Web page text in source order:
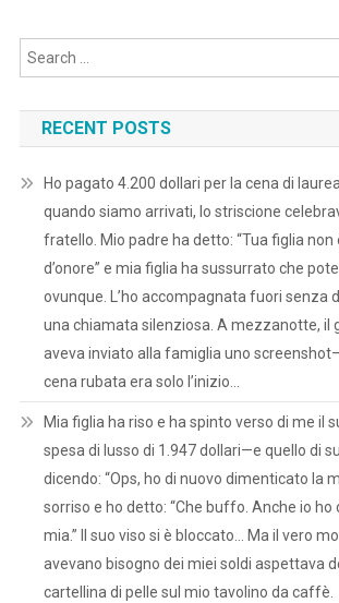
RECENT POSTS
Ho pagato 4.200 dollari per la cena di
quando siamo arrivati, lo striscione
fratello. Mio padre ha detto: “Tua figlia non
d’onore” e mia figlia ha sussurrato che
ovunque. L’ho accompagnata fuori senza
una chiamata silenziosa. A mezzanotte, il
aveva inviato alla famiglia uno
cena rubata era solo l’inizio…
Mia figlia ha riso e ha spinto verso di me il
spesa di lusso di 1.947 dollari—e quello di
dicendo: “Ops, ho di nuovo dimenticato la
sorriso e ho detto: “Che buffo. Anche io
mia.” Il suo viso si è bloccato… Ma il vero
avevano bisogno dei miei soldi aspettava
cartellina di pelle sul mio tavolino da caffè.